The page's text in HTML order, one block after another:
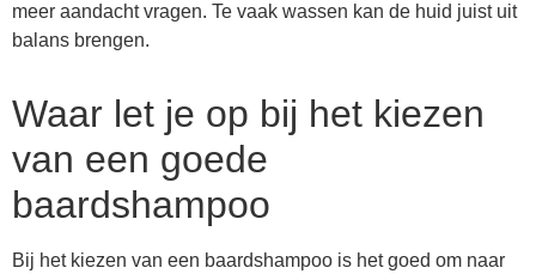
meer aandacht vragen. Te vaak wassen kan de huid juist uit
balans brengen.
Waar let je op bij het kiezen
van een goede
baardshampoo
Bij het kiezen van een baardshampoo is het goed om naar